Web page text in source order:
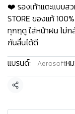
❤️ รองเท้าแตะแบบส
STORE ของแท้
ทุกฤดู ใส่หน้าฝน ไม่ก
กันลื่นได้ดี
แบรนด์:
Aerosoftห
แชร์